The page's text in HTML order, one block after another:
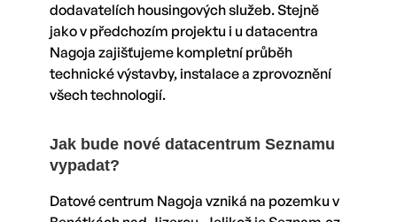
dodavatelích housingových služeb. Stejně
jako v předchozím projektu i u datacentra
Nagoja zajišťujeme kompletní průběh
technické výstavby, instalace a zprovoznění
všech technologií.
Jak bude nové datacentrum Seznamu
vypadat?
Datové centrum Nagoja vzniká na pozemku v